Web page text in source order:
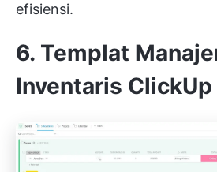
efisiensi.
6. Templat
Inventaris ClickUp